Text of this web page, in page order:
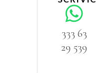
333 63
29 539